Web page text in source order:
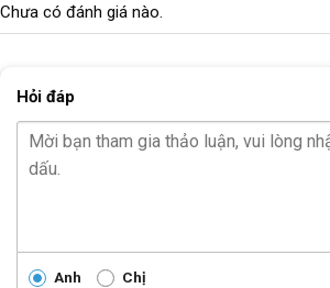
Chưa có đánh giá nào.
Hỏi đáp
Anh Chị